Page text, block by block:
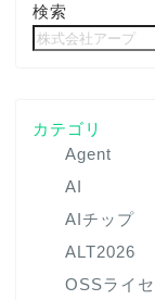
検索
カテゴリ
Agent
AI
AIチップ
ALT2026
OSSライ